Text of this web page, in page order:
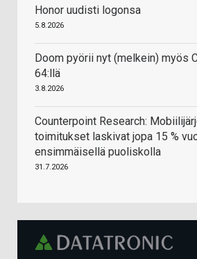
Honor uudisti logonsa
5.8.2026
Doom pyörii nyt (melkein) myös
64:llä
3.8.2026
Counterpoint Research:
toimitukset laskivat jopa 15 %
ensimmäisellä puoliskolla
31.7.2026